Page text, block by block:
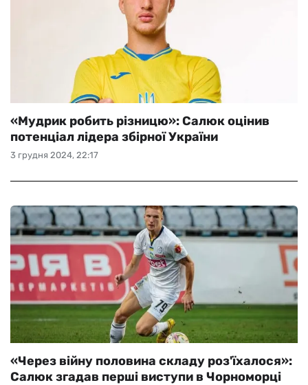
3 грудня 2024, 22:17
«Мудрик робить різницю»: Салюк оцінив
потенціал лідера збірної України
«Через війну половина складу роз'їхалося»:
Салюк згадав перші виступи в Чорноморці